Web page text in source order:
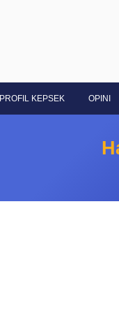
PROFIL KEPSEK OPINI